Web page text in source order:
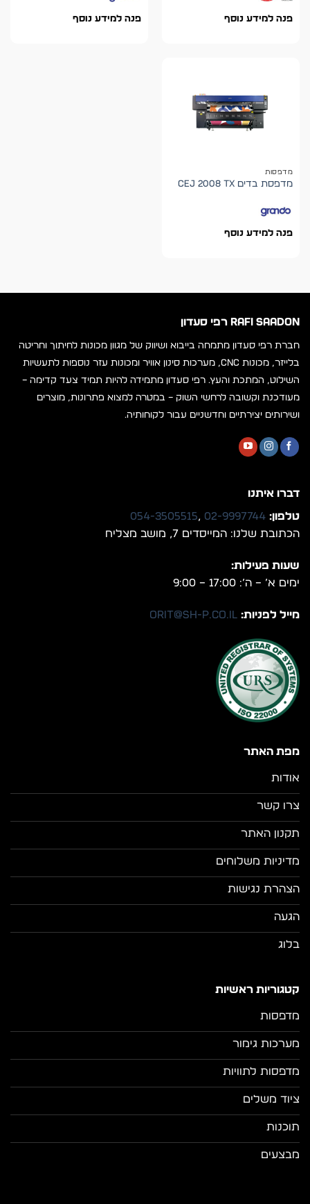
פנה למידע נוסף פנה למידע נוסף
מדפסות
מדפסת בדים CEJ 2008 TX
פנה למידע נוסף
RAFI SAADON רפי סעדון
חברת רפי סעדון מתמחה בייבוא ושיווק של מגוון מכונות לחיתוך וחריטה
בלייזר, מכונות CNC, מערכות סינון אוויר ומכונות עזר נוספות לתעשיות
השילוט, המתכת והעץ. רפי סעדון מתמידה להיות תמיד צעד קדימה –
מעודכנת וקשובה לרחשי השוק – במטרה למצוא פתרונות, מוצרים
ושירותים יצירתיים וחדשניים עבור לקוחותיה.
מפת האתר
אודות
צרו קשר
תקנון האתר
מדיניות משלוחים
הצהרת נגישות
הגעה
בלוג
קטגוריות ראשיות
מדפסות
מערכות גימור
מדפסות לתוויות
ציוד משלים
תוכנות
מבצעים
דברו איתנו
טלפון: 02-9997744
,
054-3505515
הכתובת שלנו: המייסדים 7, מושב מצליח
שעות פעילות:
ימים א’ – ה’: 17:00 – 9:00
מייל לפניות: orit@sh-p.co.il